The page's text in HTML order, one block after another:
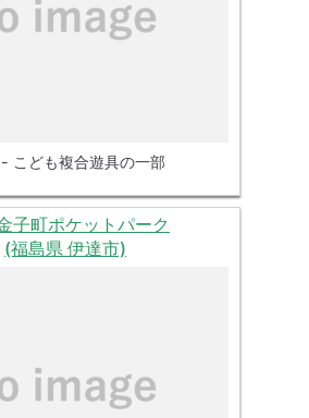
こども複合遊具の一部
子町ポケットパーク
(福島県 伊達市)